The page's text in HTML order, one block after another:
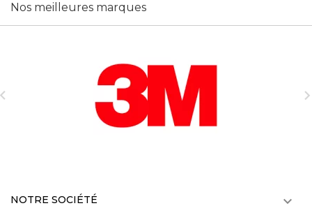
Nos meilleures marques
NOTRE SOCIÉTÉ 